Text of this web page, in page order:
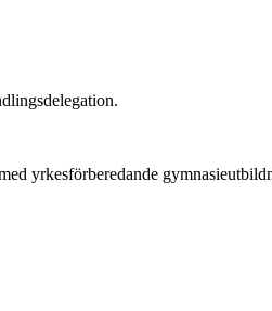
yrkesförberedande